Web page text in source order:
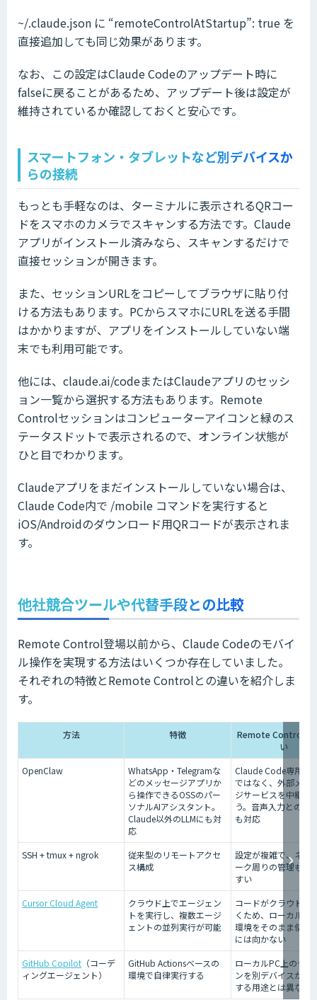
~/.claude.json に “remoteControlAtStartup”: true を
直接追加しても同じ効果があります。
なお、この設定はClaude Codeのアップデート時に
falseに戻ることがあるため、アップデート後は設定が
維持されているか確認しておくと安心です。
スマートフォン・タブレットなど別デバイスか
らの接続
もっとも手軽なのは、ターミナルに表示されるQRコー
ドをスマホのカメラでスキャンする方法です。Claude
アプリがインストール済みなら、スキャンするだけで
直接セッションが開きます。
また、セッションURLをコピーしてブラウザに貼り付
ける方法もあります。PCからスマホにURLを送る手間
はかかりますが、アプリをインストールしていない端
末でも利用可能です。
他には、claude.ai/codeまたはClaudeアプリのセッシ
ョン一覧から選択する方法もあります。Remote
Controlセッションはコンピューターアイコンと緑のス
テータスドットで表示されるので、オンライン状態が
ひと目でわかります。
Claudeアプリをまだインストールしていない場合は、
Claude Code内で /mobile コマンドを実行すると
iOS/Androidのダウンロード用QRコードが表示されま
す。
他社競合ツールや代替手段との比較
Remote Control登場以前から、Claude Codeのモバイ
ル操作を実現する方法はいくつか存在していました。
それぞれの特徴とRemote Controlとの違いを紹介しま
す。
方法 特徴
Remote Controlと
い
OpenClaw
WhatsApp・Telegramな
どのメッセージアプリか
ら操作できるOSSのパー
ソナルAIアシスタント。
Claude以外のLLMにも対
応
Claude Code専用の
ではなく、外部メッ
ジサービスを中継し
う。音声入力との連
も対応
SSH + tmux + ngrok
従来型のリモートアクセ
ス構成
設定が複雑で、ネッ
ーク周りの管理も増
すい
Cursor Cloud Agent
クラウド上でエージェン
トを実行し、複数エージ
ェントの並列実行が可能
コードがクラウド上
くため、ローカルPC
環境をそのまま使う
には向かない
GitHub Copilot （コーデ
ィングエージェント）
GitHub Actionsベースの
環境で自律実行する
ローカルPC上のセッ
ンを別デバイスから
する用途とは異なる